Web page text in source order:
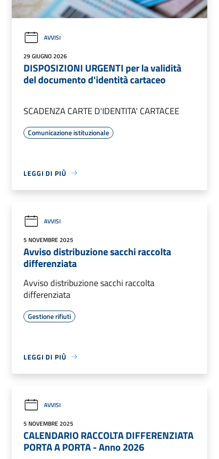
AVVISI
29 GIUGNO 2026
DISPOSIZIONI URGENTI per la validità
del documento d'identità cartaceo
SCADENZA CARTE D'IDENTITA' CARTACEE
Comunicazione istituzionale
LEGGI DI PIÙ
AVVISI
5 NOVEMBRE 2025
Avviso distribuzione sacchi raccolta
differenziata
Avviso distribuzione sacchi raccolta
differenziata
Gestione rifiuti
LEGGI DI PIÙ
AVVISI
5 NOVEMBRE 2025
CALENDARIO RACCOLTA DIFFERENZIATA
PORTA A PORTA - Anno 2026